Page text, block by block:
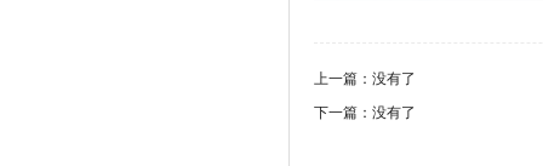
上一篇：没有了
下一篇：没有了